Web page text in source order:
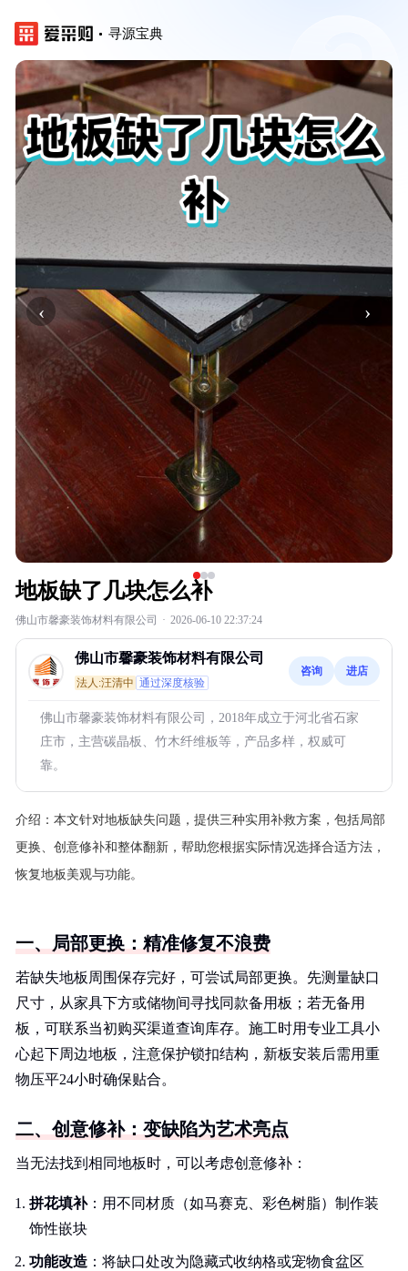
寻源宝典
‹ ›
地板缺了几块怎么补
佛山市馨豪装饰材料有限公司 · 2026-06-10 22:37:24
佛山市馨豪装饰材料有限公司
法人:汪清中 通过深度核验
咨询 进店
佛山市馨豪装饰材料有限公司，2018年成立于河北省石家
庄市，主营碳晶板、竹木纤维板等，产品多样，权威可
靠。
介绍： 本文针对地板缺失问题，提供三种实用补救方案，包括局部
更换、创意修补和整体翻新，帮助您根据实际情况选择合适方法，
恢复地板美观与功能。
一、局部更换：精准修复不浪费
若缺失地板周围保存完好，可尝试局部更换。先测量缺口
尺寸，从家具下方或储物间寻找同款备用板；若无备用
板，可联系当初购买渠道查询库存。施工时用专业工具小
心起下周边地板，注意保护锁扣结构，新板安装后需用重
物压平24小时确保贴合。
二、创意修补：变缺陷为艺术亮点
当无法找到相同地板时，可以考虑创意修补：
拼花填补：用不同材质（如马赛克、彩色树脂）制作装
饰性嵌块
功能改造 ：将缺口处改为隐藏式收纳格或宠物食盆区